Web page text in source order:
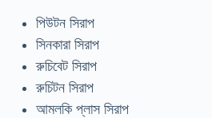
পিউটন সিরাপ
সিনকারা সিরাপ
রুচিবেট সিরাপ
রুচিটন সিরাপ
আমলকি প্লাস সিরাপ